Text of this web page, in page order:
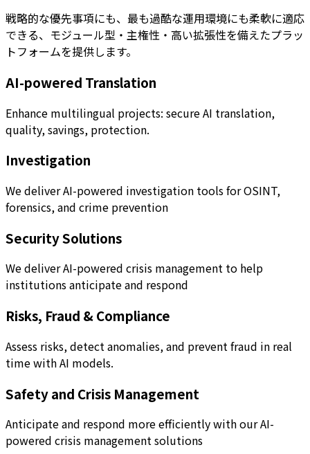
戦略的な優先事項にも、最も過酷な運用環境にも柔軟に適応
できる、モジュール型・主権性・高い拡張性を備えたプラッ
トフォームを提供します。
AI-powered Translation
Enhance multilingual projects: secure AI translation,
quality, savings, protection.
Investigation
We deliver AI-powered investigation tools for OSINT,
forensics, and crime prevention
Security Solutions
We deliver AI-powered crisis management to help
institutions anticipate and respond
Risks, Fraud & Compliance
Assess risks, detect anomalies, and prevent fraud in real
time with AI models.
Safety and Crisis Management
Anticipate and respond more efficiently with our AI-
powered crisis management solutions